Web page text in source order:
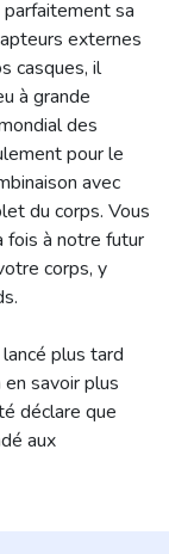
sa
externes
casques, il
à grande
des
pour le
avec
du corps. Vous
fois à notre futur
corps, y
plus tard
savoir plus
déclare que
aux